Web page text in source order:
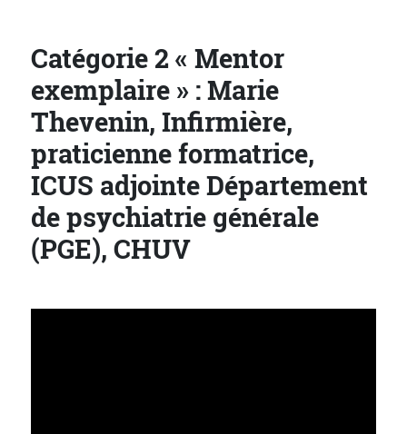
Catégorie 2 « Mentor
exemplaire » : Marie
Thevenin, Infirmière,
praticienne formatrice,
ICUS adjointe Département
de psychiatrie générale
(PGE), CHUV